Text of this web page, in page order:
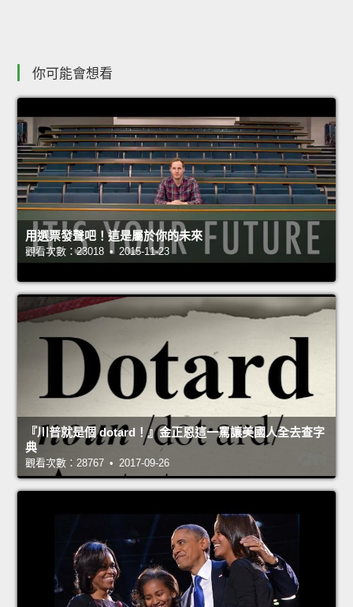
你可能會想看
用選票發聲吧！這是屬於你的未來
觀看次數：23018 • 2015-11-23
『川普就是個 dotard！』金正恩這一罵讓美國人全去查字
典
觀看次數：28767 • 2017-09-26